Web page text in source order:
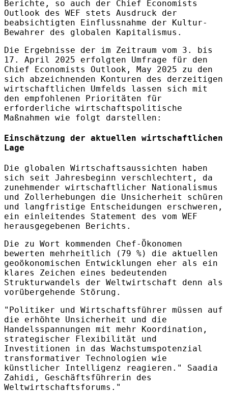
Berichte, so auch der Chief Economists
Outlook des WEF stets Ausdruck der
beabsichtigten Einflussnahme der Kultur-
Bewahrer des globalen Kapitalismus.
Die Ergebnisse der im Zeitraum vom 3. bis
17. April 2025 erfolgten Umfrage für den
Chief Economists Outlook, May 2025 zu den
sich abzeichnenden Konturen des derzeitigen
wirtschaftlichen Umfelds lassen sich mit
den empfohlenen Prioritäten für
erforderliche wirtschaftspolitische
Maßnahmen wie folgt darstellen:
Einschätzung der aktuellen wirtschaftlichen
Lage
Die globalen Wirtschaftsaussichten haben
sich seit Jahresbeginn verschlechtert, da
zunehmender wirtschaftlicher Nationalismus
und Zollerhebungen die Unsicherheit schüren
und langfristige Entscheidungen erschweren,
ein einleitendes Statement des vom WEF
herausgegebenen Berichts.
Die zu Wort kommenden Chef-Ökonomen
bewerten mehrheitlich (79 %) die aktuellen
geoökonomischen Entwicklungen eher als ein
klares Zeichen eines bedeutenden
Strukturwandels der Weltwirtschaft denn als
vorübergehende Störung.
"Politiker und Wirtschaftsführer müssen auf
die erhöhte Unsicherheit und die
Handelsspannungen mit mehr Koordination,
strategischer Flexibilität und
Investitionen in das Wachstumspotenzial
transformativer Technologien wie
künstlicher Intelligenz reagieren." Saadia
Zahidi, Geschäftsführerin des
Weltwirtschaftsforums."